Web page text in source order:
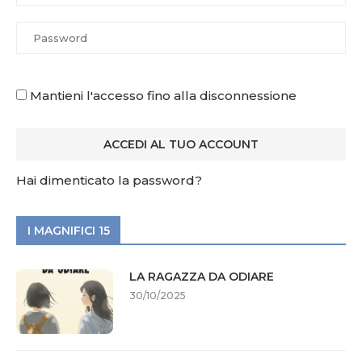
Mantieni l'accesso fino alla disconnessione
Hai dimenticato la password?
I MAGNIFICI 15
LA RAGAZZA DA ODIARE
30/10/2025